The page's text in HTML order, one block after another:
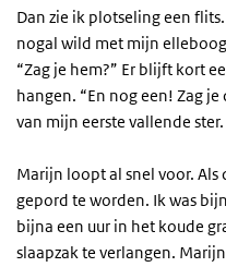
Dan zie ik plotseling een
nogal wild met mijn
“Zag je hem?” Er blijft kort
hangen. “En nog een! Zag
van mijn eerste vallende
Marijn loopt al snel voor.
gepord te worden. Ik was
bijna een uur in het koude
slaapzak te verlangen.